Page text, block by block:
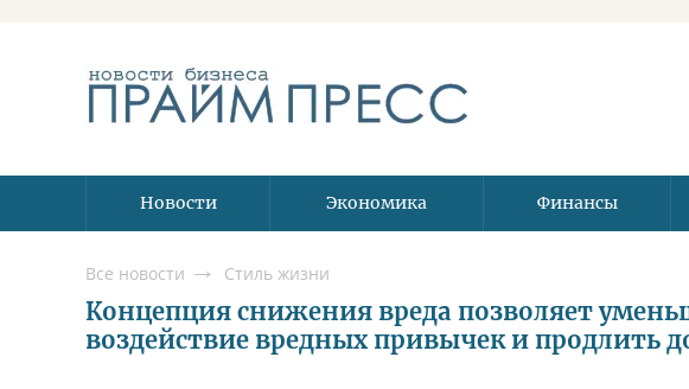
Новости Экономика Финансы
Все новости Стиль жизни
Концепция снижения вреда позволяет
воздействие вредных привычек и продлить